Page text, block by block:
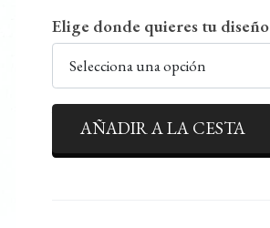
Elige donde quieres tu diseño
Selecciona una opción
AÑADIR A LA CESTA